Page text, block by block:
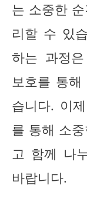
는 소중한
리할 수 있
하는 과정
보호를 통
습니다. 이
를 통해 소
고 함께 나
바랍니다.